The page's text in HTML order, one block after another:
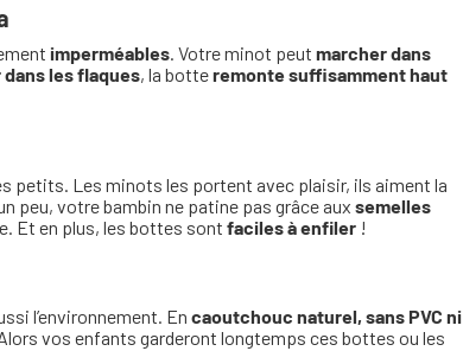
imperméables. Votre minot peut marcher dans
les flaques, la botteremonte suffisamment haut
petits. Les minots les portent avec plaisir, ils aiment la
peu, votre bambin ne patine pas grâce aux semelles
Et en plus, les bottes sont faciles à enfiler !
l’environnement. En caoutchouc naturel, sans PVC ni
vos enfants garderont longtemps ces bottes ou les